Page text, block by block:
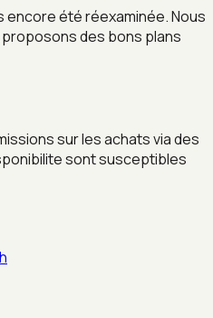
encore été réexaminée. Nous
des bons plans
sur les achats via des
sont susceptibles